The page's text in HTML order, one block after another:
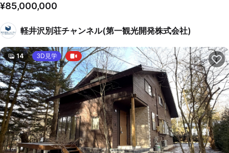
¥85,000,000
軽井沢別荘チャンネル(第一観光開発株式会社)
14 3D見学